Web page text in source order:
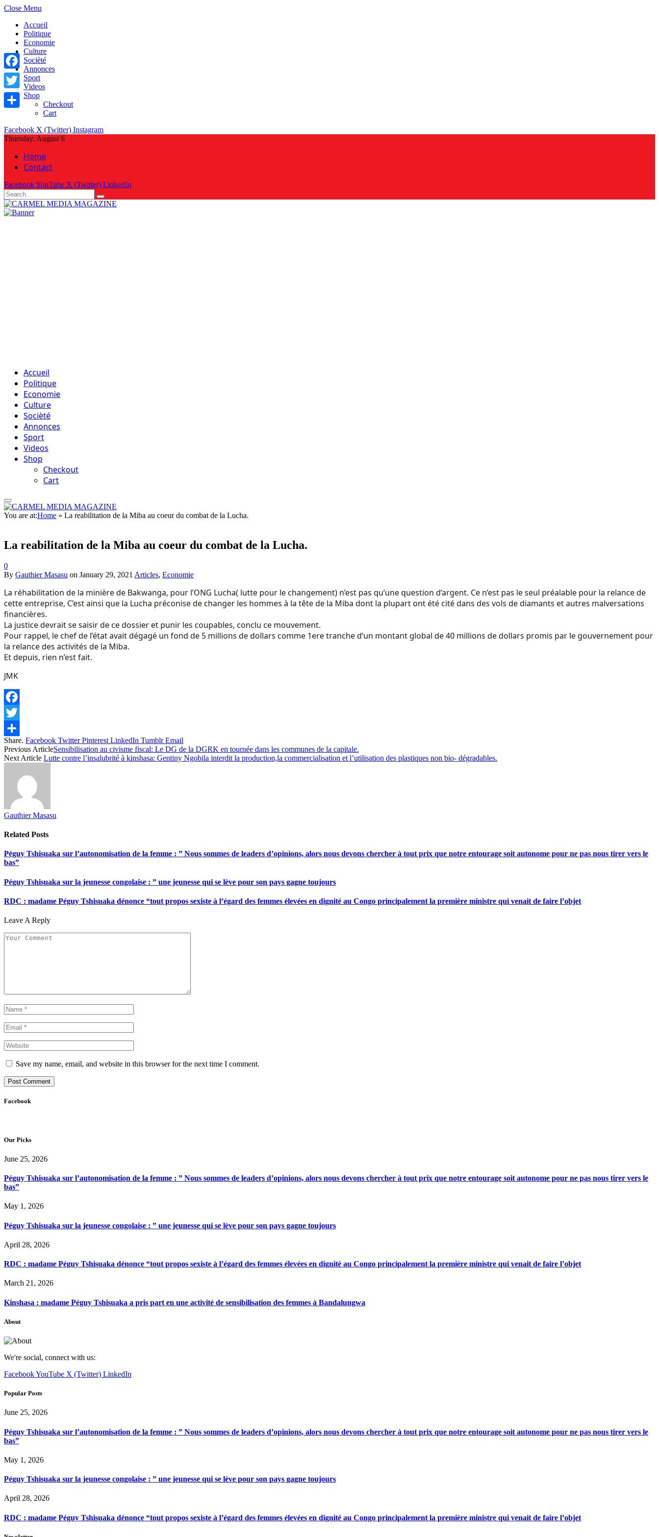
Close Menu
Accueil
Politique
Economie
Culture
Socièté
Annonces
Sport
Videos
Shop
Checkout
Cart
Facebook X (Twitter) Instagram
Thursday, August 6
Home
Contact
FacebookYouTube X (Twitter) LinkedIn
Accueil
Politique
Economie
Culture
Socièté
Annonces
Sport
Videos
Shop
Checkout
Cart
You are at:Home » La reabilitation de la Miba au coeur du combat de la Lucha.
La reabilitation de la Miba au coeur du combat de la Lucha.
0
By Gauthier Masasu on January 29, 2021 Articles, Economie
La réhabilitation de la minière de Bakwanga, pour l’ONG Lucha( lutte pour le changement) n’est pas qu’une question d’argent. Ce n’est pas le seul préalable pour la relance de
cette entreprise, C’est ainsi que la Lucha préconise de changer les hommes à la tête de la Miba dont la plupart ont été cité dans des vols de diamants et autres malversations
financières.
La justice devrait se saisir de ce dossier et punir les coupables, conclu ce mouvement.
Pour rappel, le chef de l’état avait dégagé un fond de 5 millions de dollars comme 1ere tranche d’un montant global de 40 millions de dollars promis par le gouvernement pour
la relance des activités de la Miba.
Et depuis, rien n’est fait.
JMK
Facebook
Twitter
Share
Share. Facebook Twitter Pinterest LinkedIn Tumblr Email
Previous ArticleSensibilisation au civisme fiscal: Le DG de la DGRK en tournée dans les communes de la capitale.
Next Article Lutte contre l’insalubrité à kinshasa: Gentiny Ngobila interdit la production,la commercialisation et l’utilisation des plastiques non bio- dégradables.
Gauthier Masasu
Related Posts
Péguy Tshisuaka sur l’autonomisation de la femme : ” Nous sommes de leaders d’opinions, alors nous devons chercher à tout prix que notre entourage soit autonome pour ne pas nous tirer vers le
bas”
Péguy Tshisuaka sur la jeunesse congolaise : ” une jeunesse qui se lève pour son pays gagne toujours
RDC : madame Péguy Tshisuaka dénonce “tout propos sexiste à l’égard des femmes élevées en dignité au Congo principalement la première ministre qui venait de faire l’objet
Leave A Reply
Save my name, email, and website in this browser for the next time I comment.
Facebook
Our Picks
June 25, 2026
Péguy Tshisuaka sur l’autonomisation de la femme : ” Nous sommes de leaders d’opinions, alors nous devons chercher à tout prix que notre entourage soit autonome pour ne pas nous tirer vers le
bas”
May 1, 2026
Péguy Tshisuaka sur la jeunesse congolaise : ” une jeunesse qui se lève pour son pays gagne toujours
April 28, 2026
RDC : madame Péguy Tshisuaka dénonce “tout propos sexiste à l’égard des femmes élevées en dignité au Congo principalement la première ministre qui venait de faire l’objet
March 21, 2026
Kinshasa : madame Péguy Tshisuaka a pris part en une activité de sensibilisation des femmes à Bandalungwa
About
We're social, connect with us:
FacebookYouTube X (Twitter) LinkedIn
Popular Posts
June 25, 2026
Péguy Tshisuaka sur l’autonomisation de la femme : ” Nous sommes de leaders d’opinions, alors nous devons chercher à tout prix que notre entourage soit autonome pour ne pas nous tirer vers le
bas”
May 1, 2026
Péguy Tshisuaka sur la jeunesse congolaise : ” une jeunesse qui se lève pour son pays gagne toujours
April 28, 2026
RDC : madame Péguy Tshisuaka dénonce “tout propos sexiste à l’égard des femmes élevées en dignité au Congo principalement la première ministre qui venait de faire l’objet
Facebook
Twitter